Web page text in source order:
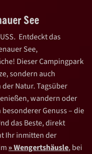
See
Entdeckt das
See,
Dieser Campingpark
sondern auch
Natur. Tagsüber
wandern oder
Genuss – die
das Beste, direkt
Ihr inmitten der
Wengertshäusle, bei